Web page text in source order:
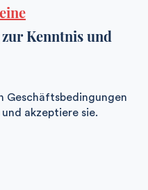
zur Kenntnis und
Geschäftsbedingungen
akzeptiere sie.